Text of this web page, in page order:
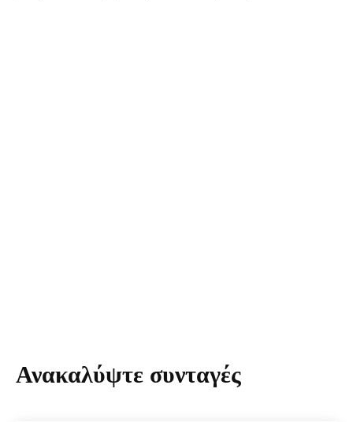
Ανακαλύψτε συνταγές